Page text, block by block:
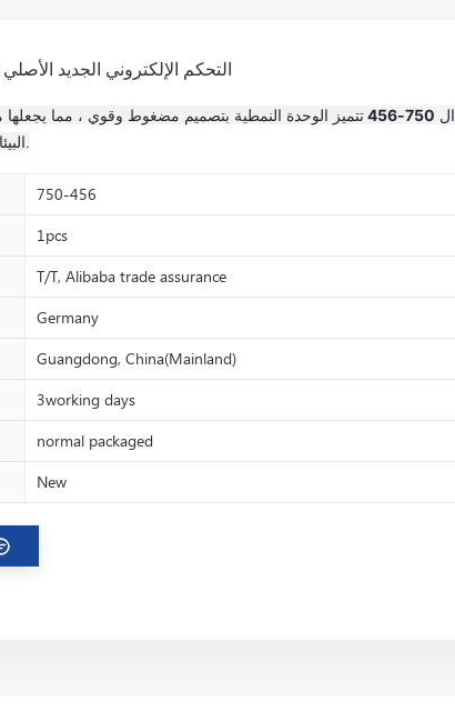
WAGO التحكم الإلكتروني الجديد الأصلي 750-456
ال 750-456
تتميز الوحدة النمطية بتصميم مضغوط وقوي ، مما يجعلها
البيئات الصناعية القاسية.
750-456
1pcs
T/T, Alibaba trade assurance
Germany
Guangdong, China(Mainland)
3working days
normal packaged
New